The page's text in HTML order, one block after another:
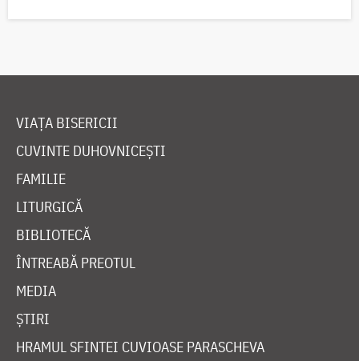
VIAȚA BISERICII
CUVINTE DUHOVNICEȘTI
FAMILIE
LITURGICĂ
BIBLIOTECĂ
ÎNTREABĂ PREOTUL
MEDIA
ȘTIRI
HRAMUL SFINTEI CUVIOASE PARASCHEVA